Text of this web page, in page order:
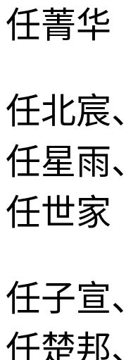
任菁华
任北宸
任星雨
任世家
任子宣
任楚邦